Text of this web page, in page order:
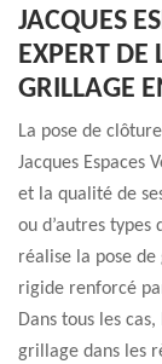
JACQUES
EXPERT DE
GRILLAGE
La pose de
Jacques Espaces
et la qualité de
ou d’autres
réalise la pose
rigide renforcé
Dans tous les
grillage dans les